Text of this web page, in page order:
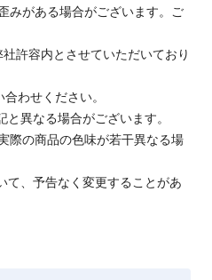
みがある場合がございます。ご
許容内とさせていただいており
わせください。
異なる場合がございます。
際の商品の色味が若干異なる場
、予告なく変更することがあ